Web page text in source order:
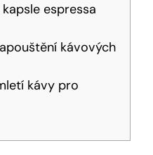
espressa
kávových
kávy pro